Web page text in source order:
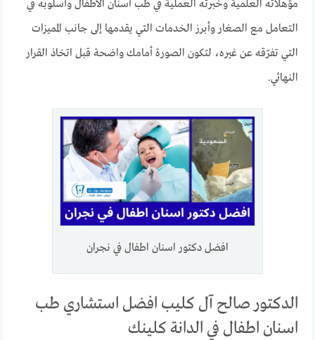
مؤهلاته العلمية وخبرته العملية في طب أسنان الأطفال وأسلوبه في
التعامل مع الصغار وأبرز الخدمات التي يقدمها إلى جانب المميزات
التي تفرّقه عن غيره، لتكون الصورة أمامك واضحة قبل اتخاذ القرار
النهائي.
افضل دكتور اسنان اطفال في نجران
الدكتور صالح آل كليب افضل استشاري طب
اسنان اطفال في الدانة كلينك